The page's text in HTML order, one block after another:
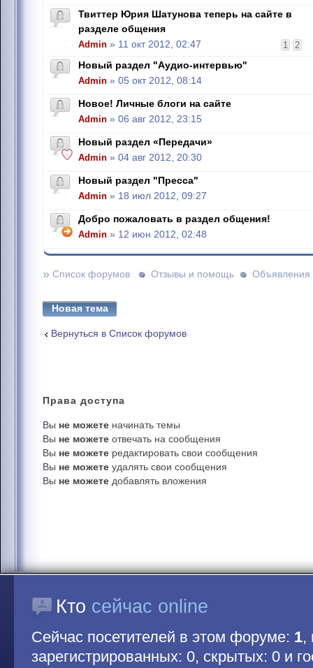
Твиттер Юрия Шатунова теперь на сайте в
разделе общения
1 2
Admin » 11 окт 2012, 02:47
Новый раздел "Аудио-интервью"
Admin » 05 окт 2012, 08:14
Новое! Личные блоги на сайте
Admin » 06 авг 2012, 23:15
Новый раздел «Передачи»
Admin » 04 авг 2012, 20:30
Новый раздел "Пресса"
Admin » 18 июл 2012, 09:27
Добро пожаловать в раздел общения!
Admin » 12 июн 2012, 02:48
» Список форумов Отзывы и помощь Объявления
Новая тема
Вернуться в Список форумов
Права доступа
Вы не можете начинать темы
Вы не можете отвечать на сообщения
Вы не можете редактировать свои сообщения
Вы не можете удалять свои сообщения
Вы не можете добавлять вложения
Кто сейчас online
Сейчас посетителей в этом форуме: 1,
зарегистрированных: 0, скрытых: 0 и